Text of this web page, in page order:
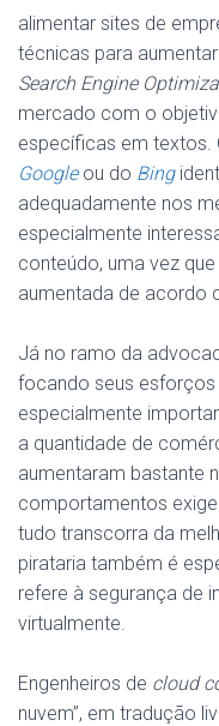
alimentar sites de
técnicas para
Search Engine
mercado com o
específicas em textos.
Googleou do Bing
adequadamente nos
especialmente
conteúdo, uma vez
aumentada de acordo
Já no ramo da
focando seus
especialmente
a quantidade de
aumentaram bastante
comportamentos
tudo transcorra da
pirataria também é
refere à segurança de
virtualmente.
Engenheiros de cloud
nuvem”, em tradução